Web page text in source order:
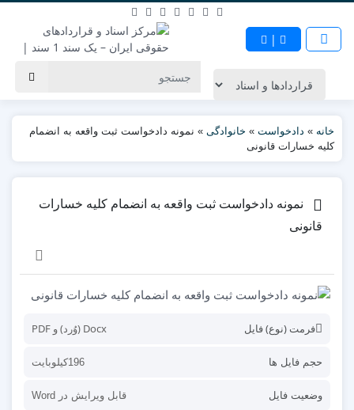
|
خانه » دادخواست » خانوادگی » نمونه دادخواست ثبت واقعه به انضمام
کلیه خسارات قانونی
نمونه دادخواست ثبت واقعه به انضمام کلیه خسارات
قانونی
فرمت (نوع) فایل Docx (وُرد) و PDF
حجم فایل ها 196کیلوبایت
وضعیت فایل قابل ویرایش در Word